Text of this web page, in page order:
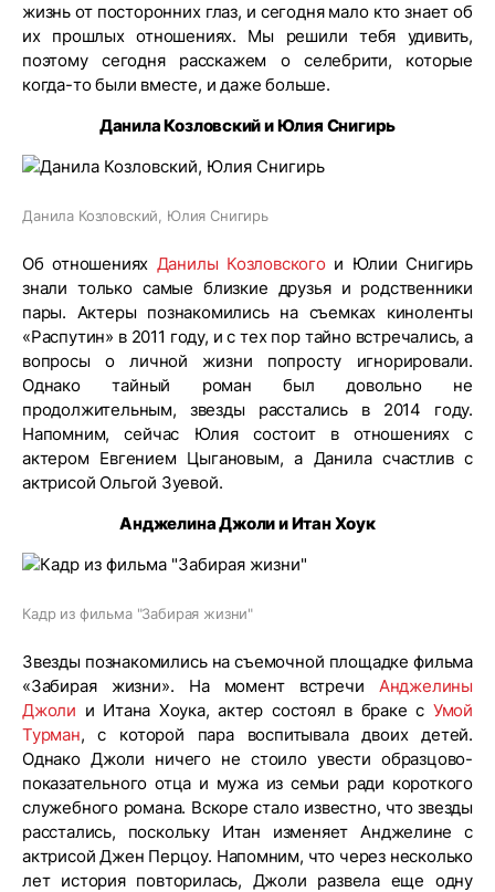
жизнь от посторонних глаз, и сегодня мало кто знает об
их прошлых отношениях. Мы решили тебя удивить,
поэтому сегодня расскажем о селебрити, которые
когда-то были вместе, и даже больше.
Данила Козловский и Юлия Снигирь
Данила Козловский, Юлия Снигирь
Об отношениях Данилы Козловскогои Юлии Снигирь
знали только самые близкие друзья и родственники
пары. Актеры познакомились на съемках киноленты
«Распутин» в 2011 году, и с тех пор тайно встречались, а
вопросы о личной жизни попросту игнорировали.
Однако тайный роман был довольно не
продолжительным, звезды расстались в 2014 году.
Напомним, сейчас Юлия состоит в отношениях с
актером Евгением Цыгановым, а Данила счастлив с
актрисой Ольгой Зуевой.
Анджелина Джоли и Итан Хоук
Кадр из фильма "Забирая жизни"
Звезды познакомились на съемочной площадке фильма
«Забирая жизни». На момент встречи Анджелины
Джоли и Итана Хоука, актер состоял в браке с Умой
Турман, с которой пара воспитывала двоих детей.
Однако Джоли ничего не стоило увести образцово-
показательного отца и мужа из семьи ради короткого
служебного романа. Вскоре стало известно, что звезды
расстались, поскольку Итан изменяет Анджелине с
актрисой Джен Перцоу. Напомним, что через несколько
лет история повторилась, Джоли развела еще одну